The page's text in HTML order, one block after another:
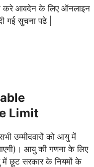
करे आवदेन के लिए ऑनलाइन
गई सुचना पढे |
Limit
उम्मीदवारों को आयु में
आयु की गणना के लिए
में छूट सरकार के नियमों के